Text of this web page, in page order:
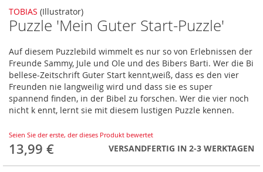
TOBIAS (Illustrator)
Puzzle 'Mein Guter Start-Puzzle'
Auf diesem Puzzlebild wimmelt es nur so von Erlebnissen der
Freunde Sammy, Jule und Ole und des Bibers Barti. Wer die Bi
bellese-Zeitschrift Guter Start kennt,weiß, dass es den vier
Freunden nie langweilig wird und dass sie es super
spannend finden, in der Bibel zu forschen. Wer die vier noch
nicht k ennt, lernt sie mit diesem lustigen Puzzle kennen.
Seien Sie der erste, der dieses Produkt bewertet
13,99 € VERSANDFERTIG IN 2-3 WERKTAGEN
Zum
Anfang
der
Bildergalerie
springen